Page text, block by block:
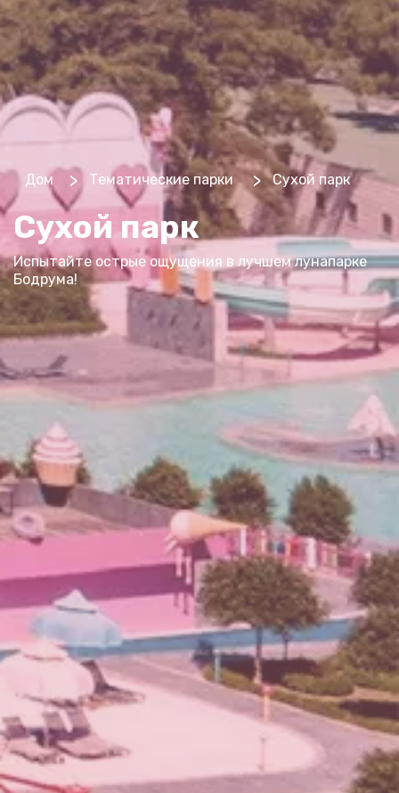
Дом > Тематические парки > Сухой парк
Сухой парк
Испытайте острые ощущения в лучшем лунапарке
Бодрума!